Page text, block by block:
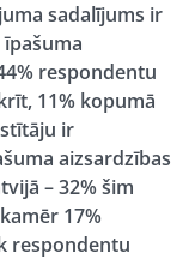
sadalījums ir
respondentu
11% kopumā
ir
aizsardzības
– 32% šim
17%
respondentu